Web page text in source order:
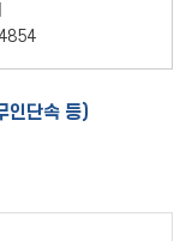
인단속 등)